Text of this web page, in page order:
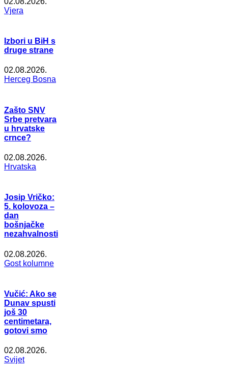
Vjera
Izbori u BiH s
druge strane
02.08.2026.
Herceg Bosna
Zašto SNV
Srbe pretvara
u hrvatske
crnce?
02.08.2026.
Hrvatska
Josip Vričko:
5. kolovoza –
dan
bošnjačke
nezahvalnosti
02.08.2026.
Gost kolumne
Vučić: Ako se
Dunav spusti
još 30
centimetara,
gotovi smo
02.08.2026.
Svijet